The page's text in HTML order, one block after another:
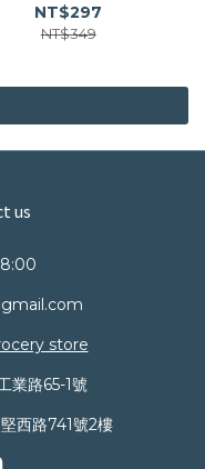
NT$297
NT$349
us
store
業路65-1號
西路741號2樓